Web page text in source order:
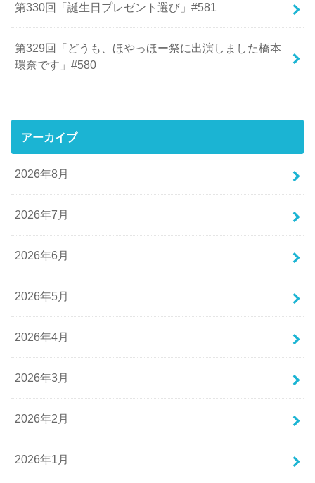
第330回「誕生日プレゼント選び」#581
第329回「どうも、ほやっほー祭に出演しました橋本
環奈です」#580
アーカイブ
2026年8月
2026年7月
2026年6月
2026年5月
2026年4月
2026年3月
2026年2月
2026年1月